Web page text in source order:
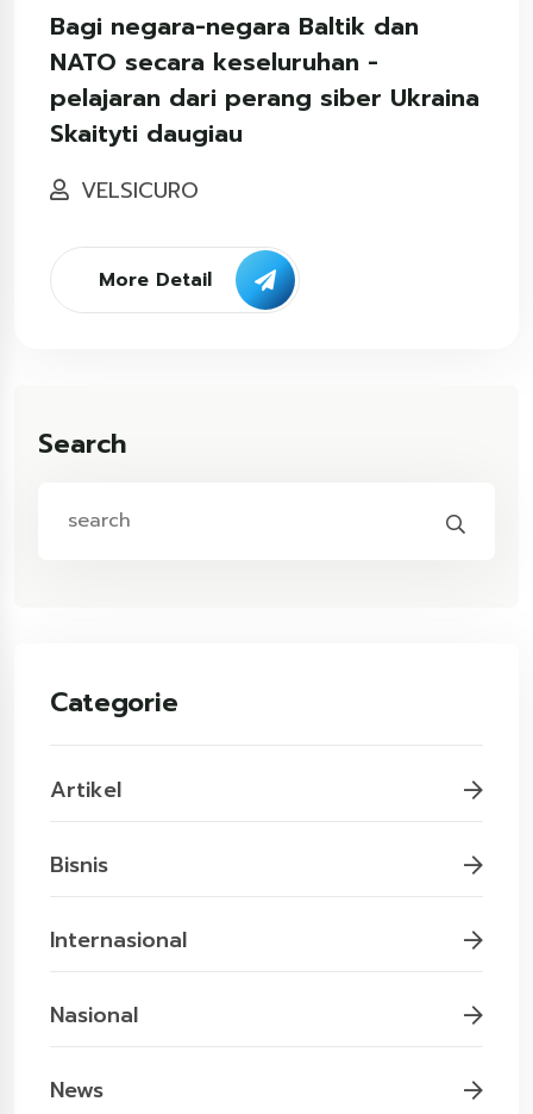
Bagi negara-negara Baltik dan
NATO secara keseluruhan -
pelajaran dari perang siber Ukraina
Skaityti daugiau
VELSICURO
More Detail
Search
Categorie
Artikel
Bisnis
Internasional
Nasional
News